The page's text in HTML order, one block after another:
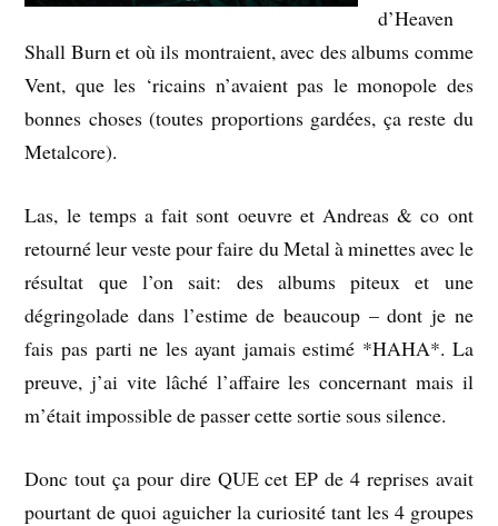
d’Heaven
Shall Burn et où ils montraient, avec des albums comme
Vent, que les ‘ricains n’avaient pas le monopole des
bonnes choses (toutes proportions gardées, ça reste du
Metalcore).
Las, le temps a fait sont oeuvre et Andreas & co ont
retourné leur veste pour faire du Metal à minettes avec le
résultat que l’on sait: des albums piteux et une
dégringolade dans l’estime de beaucoup – dont je ne
fais pas parti ne les ayant jamais estimé *HAHA*. La
preuve, j’ai vite lâché l’affaire les concernant mais il
m’était impossible de passer cette sortie sous silence.
Donc tout ça pour dire QUE cet EP de 4 reprises avait
pourtant de quoi aguicher la curiosité tant les 4 groupes